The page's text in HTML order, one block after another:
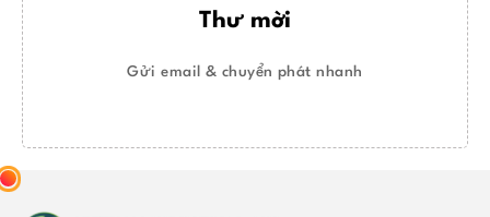
Thư mời
Gửi email & chuyển phát nhanh